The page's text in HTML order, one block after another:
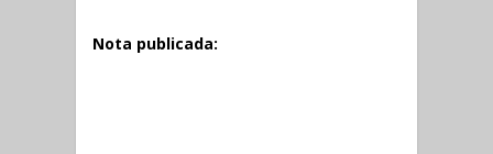
Nota publicada: